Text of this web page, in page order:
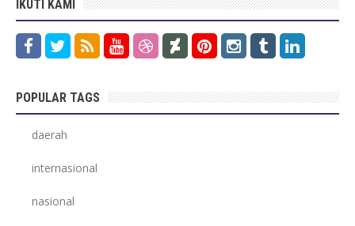
IKUTI KAMI
POPULAR TAGS
daerah
internasional
nasional